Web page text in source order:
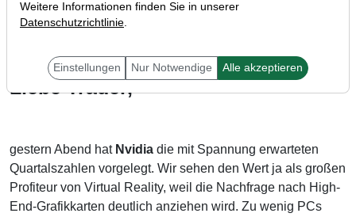
Liebe Trader,
gestern Abend hat Nvidia die mit Spannung erwarteten
Quartalszahlen vorgelegt. Wir sehen den Wert ja als großen
Profiteur von Virtual Reality, weil die Nachfrage nach High-
End-Grafikkarten deutlich anziehen wird. Zu wenig PCs
Weitere Informationen finden Sie in unserer
Datenschutzrichtlinie.
Einstellungen Nur Notwendige Alle akzeptieren